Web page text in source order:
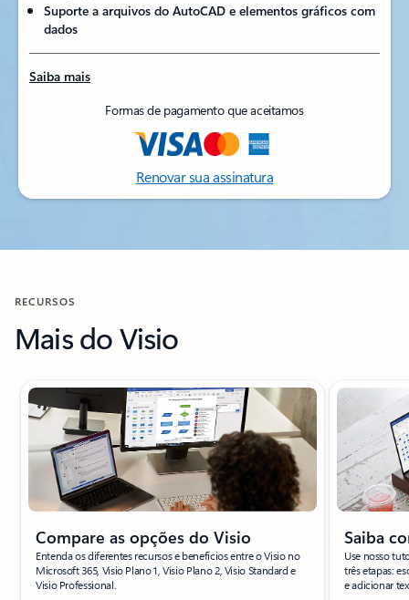
Suporte a arquivos do AutoCAD e elementos gráficos com
dados
Saiba mais
Formas de pagamento que aceitamos
Renovar sua assinatura
RECURSOS
Mais do Visio
Mostrando o slide 1 de 4
Compare as opções do Visio
Entenda os diferentes recursos e benefícios entre o Visio no
Microsoft 365, Visio Plano 1, Visio Plano 2, Visio Standard e
Visio Professional.
Saiba
Use nosso
três etapas:
e adicionar